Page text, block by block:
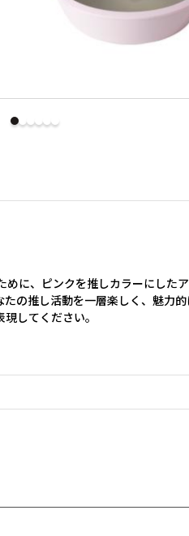
に、ピンクを推しカラーにした
の推し活動を一層楽しく、魅力
してください。